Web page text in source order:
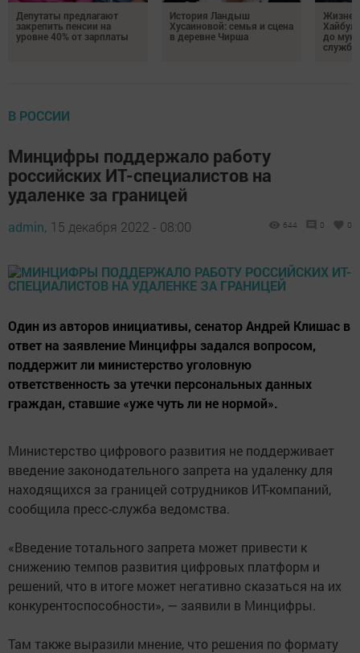
Депутаты предлагают
закрепить пенсии на
уровне 40% от зарплаты
История Ландыш
Хусаиновой: семья и сцена
в деревне Чирша
до
службы
В РОССИИ
Минцифры поддержало работу
российских ИТ-специалистов на
удаленке за границей
admin, 15 декабря 2022 - 08:00 644 0 0
Один из авторов инициативы, сенатор Андрей Клишас в
ответ на заявление Минцифры задался вопросом,
поддержит ли министерство уголовную
ответственность за утечки персональных данных
граждан, ставшие «уже чуть ли не нормой».
Министерство цифрового развития не поддерживает
введение законодательного запрета на удаленку для
находящихся за границей сотрудников ИТ-компаний,
сообщила пресс-служба ведомства.
«Введение тотального запрета может привести к
снижению темпов развития цифровых платформ и
решений, что в итоге может негативно сказаться на их
конкурентоспособности», — заявили в Минцифры.
Там также выразили мнение, что решения по формату